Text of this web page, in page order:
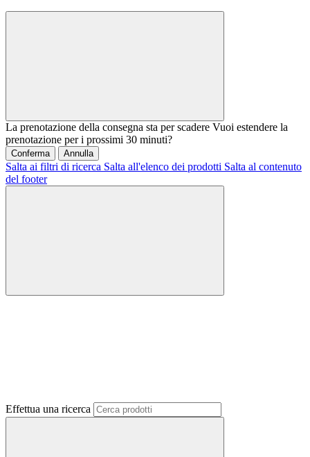
La prenotazione della consegna sta per scadere Vuoi estendere la
prenotazione per i prossimi 30 minuti?
Conferma Annulla
Salta ai filtri di ricerca Salta all'elenco dei prodotti Salta al contenuto
del footer
Effettua una ricerca